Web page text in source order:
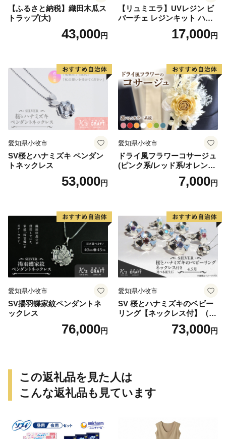
【ふるさと納税】織田木瓜ス
トラップ(大)
43,000円
【リュミエラ】UVレジン ビ
バーチェ レジンキット ハン
ドメイド レジンクラフト ア
クセサリーキット 手作り セ
17,000円
愛知県小牧市
SV桜とハナミズキ ペンダン
トネックレス
53,000円
愛知県小牧市
ドライ風フラワーコサージュ
(ピンク系/レッド系/オレンジ
系/ホワイト系/イエロー系/グ
リーン系/ブルー系）7,000円
愛知県小牧市
SV揚羽蝶家紋ペンダントネ
ックレス
76,000円
愛知県小牧市
SV 桜とハナミズキのベビー
リング【ネックレス付】（4.
73,000円
この返礼品を見た人は
こんな返礼品も見ています